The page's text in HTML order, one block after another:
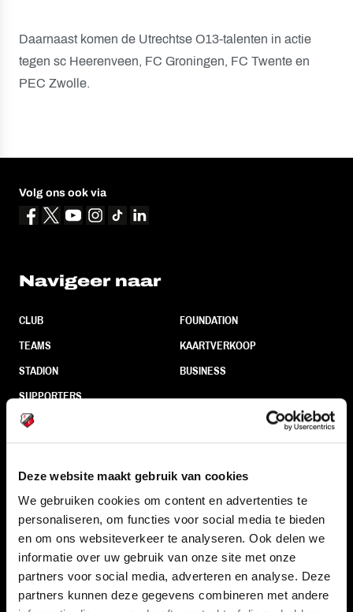
Deze website maakt gebruik van cookies
We gebruiken cookies om content en advertenties te
personaliseren, om functies voor social media te bieden
en om ons websiteverkeer te analyseren. Ook delen we
informatie over uw gebruik van onze site met onze
partners voor social media, adverteren en analyse. Deze
partners kunnen deze gegevens combineren met andere
Daarnaast komen de Utrechtse O13-talenten in actie
tegen sc Heerenveen, FC Groningen, FC Twente en
PEC Zwolle.
Volg ons ook via
Navigeer naar
CLUB
TEAMS
STADION
SUPPORTERS
FOUNDATION
KAARTVERKOOP
BUSINESS
VEELGESTELDE VRAGEN
WERKEN BIJ
VERTROUWENSPERSOON